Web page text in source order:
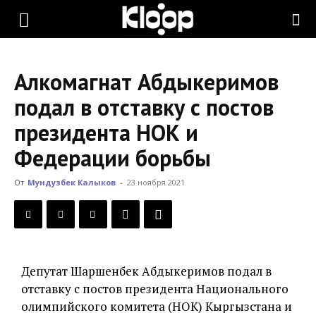
KLOOP.KG
Новости
Кыргызстана
Алкомагнат Абдыкеримов
подал в отставку с постов
президента НОК и
Федерации борьбы
От Мундузбек Калыков - 23 ноября 2021
Депутат Шаршенбек Абдыкеримов подал в
отставку с постов президента Национального
олимпийского комитета (НОК) Кыргызстана и